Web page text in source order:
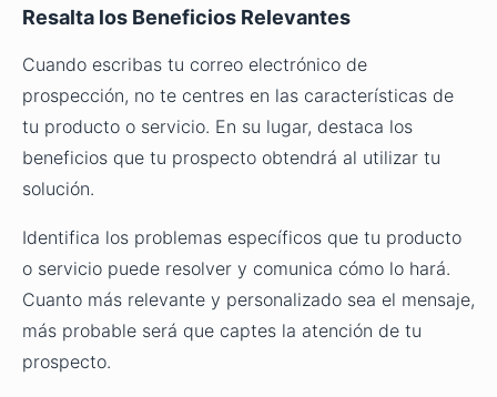
Resalta los Beneficios Relevantes
Cuando escribas tu correo electrónico de
prospección, no te centres en las características de
tu producto o servicio. En su lugar, destaca los
beneficios que tu prospecto obtendrá al utilizar tu
solución.
Identifica los problemas específicos que tu producto
o servicio puede resolver y comunica cómo lo hará.
Cuanto más relevante y personalizado sea el mensaje,
más probable será que captes la atención de tu
prospecto.